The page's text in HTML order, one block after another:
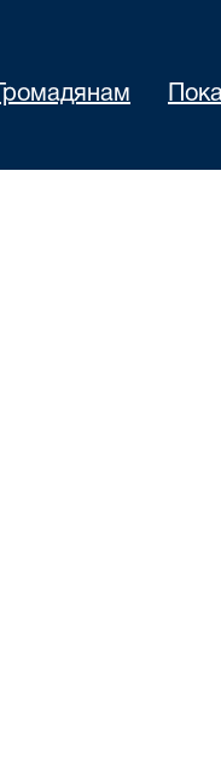
Громадянам